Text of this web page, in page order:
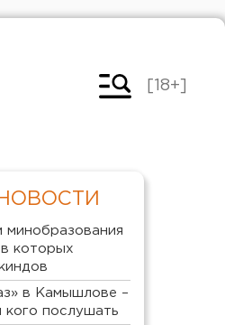
[18+]
минобразования
которых
в Камышлове –
кого послушать